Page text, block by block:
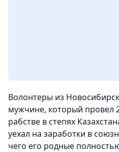
Волонтеры из
мужчине, который провел
рабстве в степях
уехал на заработки в
чего его родные